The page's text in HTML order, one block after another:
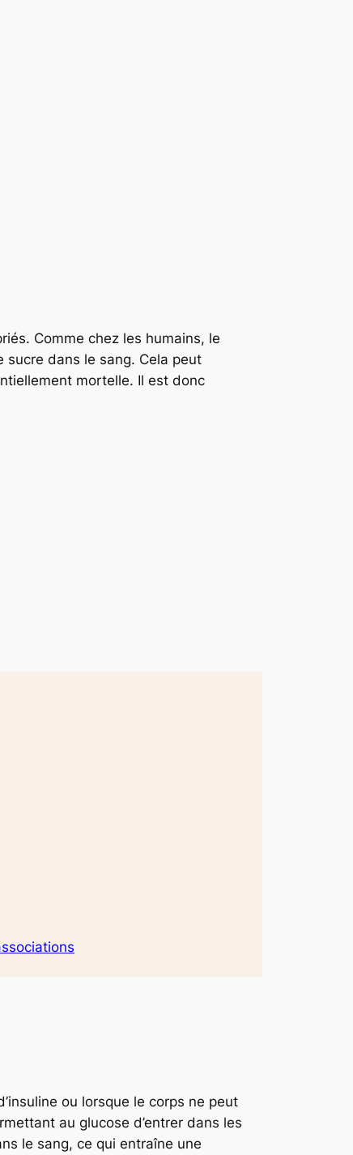
Comme chez les humains, le
dans le sang. Cela peut
mortelle. Il est donc
ou lorsque le corps ne peut
au glucose d’entrer dans les
le sang, ce qui entraîne une